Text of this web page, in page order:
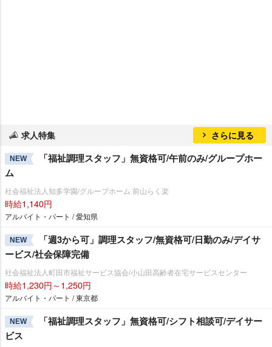
求人特集 さらに見る
NEW
「福祉調理スタッフ」無資格可/午前のみ/グループホー
ム
社会福祉法人知多学園/グループホーム 前山らく楽
時給1,140円
アルバイト・パート / 愛知県
NEW
「週3から可」調理スタッフ/無資格可/日勤のみ/デイサ
ービス/社会保障完備
社会福祉法人町田市福祉サービス協会/小山田高齢者在宅サービスセンター
時給1,230円～1,250円
アルバイト・パート / 東京都
NEW
「福祉調理スタッフ」無資格可/シフト相談可/デイサー
ビス